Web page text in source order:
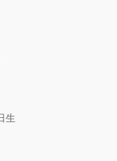
生